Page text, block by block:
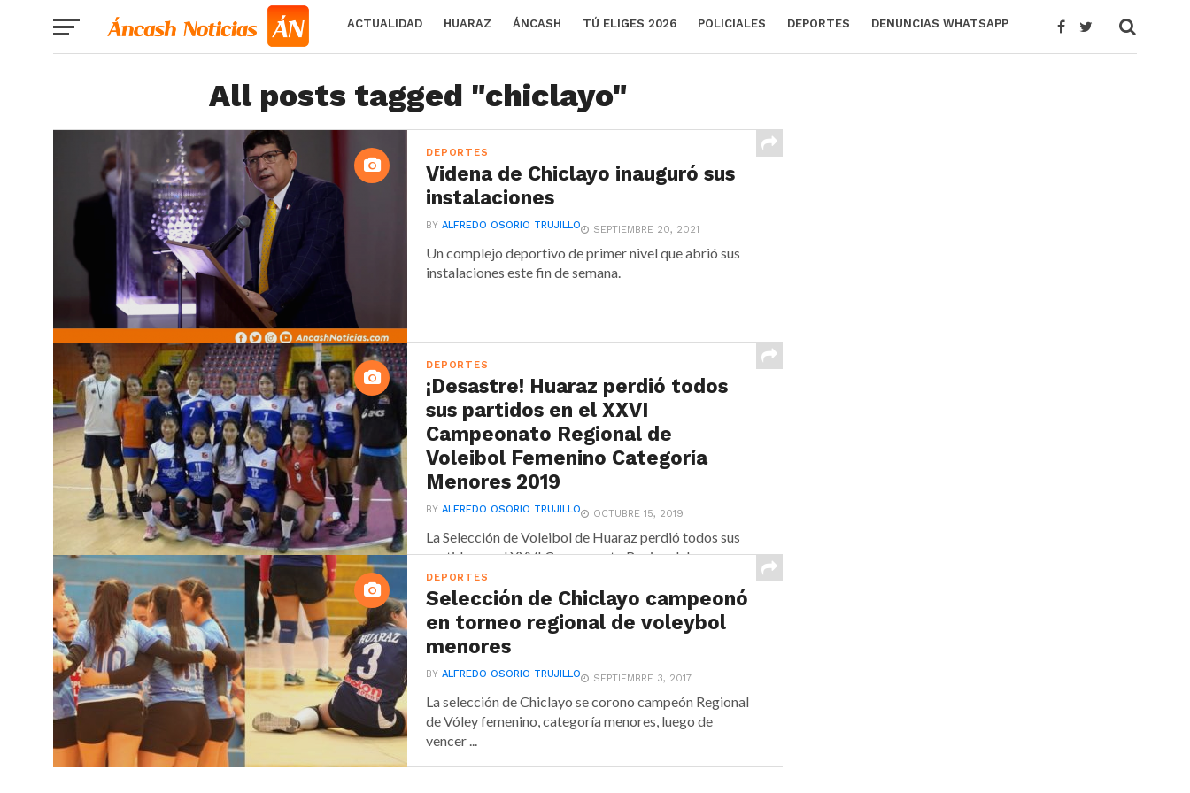
ACTUALIDAD HUARAZ ÁNCASH TÚ ELIGES 2026 POLICIALES DEPORTES DENUNCIAS WHATSAPP
All posts tagged "chiclayo"
DEPORTES
Videna de Chiclayo inauguró sus
instalaciones
BYALFREDO OSORIO TRUJILLO SEPTIEMBRE 20, 2021
Un complejo deportivo de primer nivel que abrió sus
instalaciones este fin de semana.
DEPORTES
¡Desastre! Huaraz perdió todos
sus partidos en el XXVI
Campeonato Regional de
Voleibol Femenino Categoría
Menores 2019
BYALFREDO OSORIO TRUJILLO OCTUBRE 15, 2019
La Selección de Voleibol de Huaraz perdió todos sus
partidos en el XXVI Campeonato Regional de...
DEPORTES
Selección de Chiclayo campeonó
en torneo regional de voleybol
menores
BYALFREDO OSORIO TRUJILLO SEPTIEMBRE 3, 2017
La selección de Chiclayo se corono campeón Regional
de Vóley femenino, categoría menores, luego de
vencer ...